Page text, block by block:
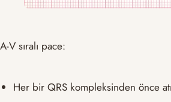
A-V sıralı pace:
Her bir QRS kompleksinden önce